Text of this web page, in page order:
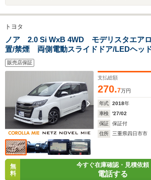
トヨタ
ノア 2.0 Si WxB 4WD モデリスタエア
置/禁煙 両側電動スライドドア/LEDヘッ
販売店保証
支払総額
270.7万円
年式 2018年
車検
'27/02
保証
保証付
住所
三重県四日市市
無
料
今すぐ在庫確認・見積依頼
電話する